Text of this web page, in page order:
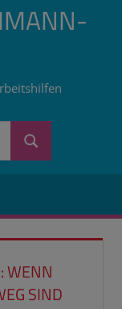
Suchen
WENN
SIND